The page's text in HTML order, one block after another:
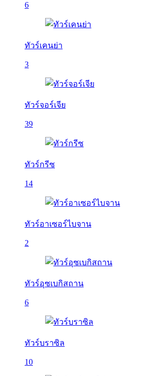
6
ทัวร์เคนย่า
3
ทัวร์จอร์เจีย
39
ทัวร์กรีซ
14
ทัวร์อาเซอร์ไบจาน
2
ทัวร์อุซเบกิสถาน
6
ทัวร์บราซิล
10